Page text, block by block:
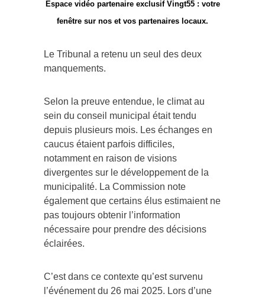
Espace vidéo partenaire exclusif Vingt55 : votre
fenêtre sur nos et vos partenaires locaux.
Le Tribunal a retenu un seul des deux
manquements.
Selon la preuve entendue, le climat au
sein du conseil municipal était tendu
depuis plusieurs mois. Les échanges en
caucus étaient parfois difficiles,
notamment en raison de visions
divergentes sur le développement de la
municipalité. La Commission note
également que certains élus estimaient ne
pas toujours obtenir l’information
nécessaire pour prendre des décisions
éclairées.
C’est dans ce contexte qu’est survenu
l’événement du 26 mai 2025. Lors d’une